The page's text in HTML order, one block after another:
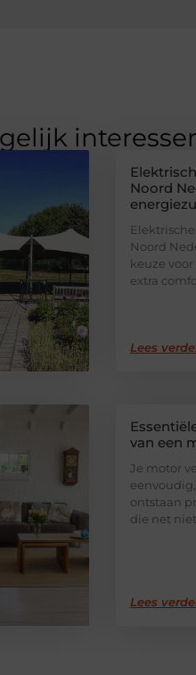
Noord
Noord
keuze
extra
Lees
van een
Je motor
ontstaan
die net niet
Lees